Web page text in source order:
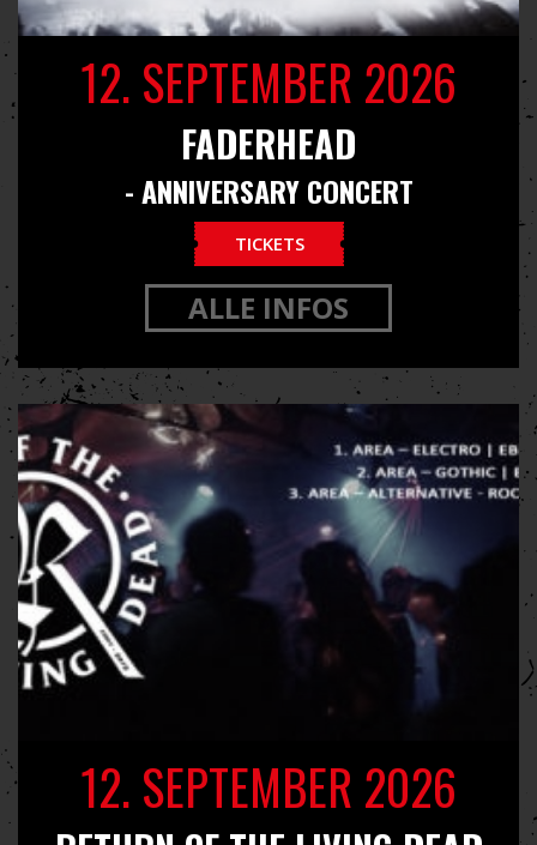
12. SEPTEMBER 2026
FADERHEAD
- ANNIVERSARY CONCERT
TICKETS
ALLE INFOS
12. SEPTEMBER 2026